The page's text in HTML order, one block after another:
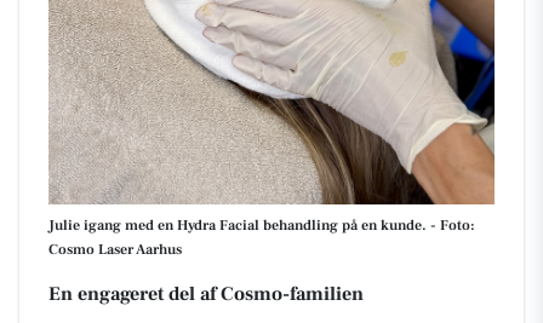
Julie igang med en Hydra Facial behandling på en kunde. - Foto:
Cosmo Laser Aarhus
En engageret del af Cosmo-familien